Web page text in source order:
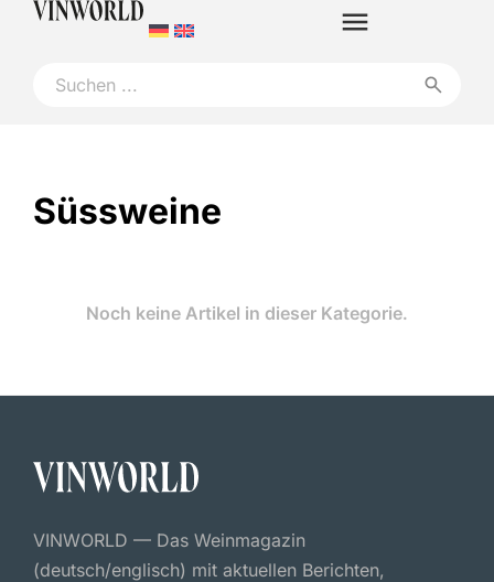
Süssweine
Noch keine Artikel in dieser Kategorie.
VINWORLD — Das Weinmagazin
(deutsch/englisch) mit aktuellen Berichten,